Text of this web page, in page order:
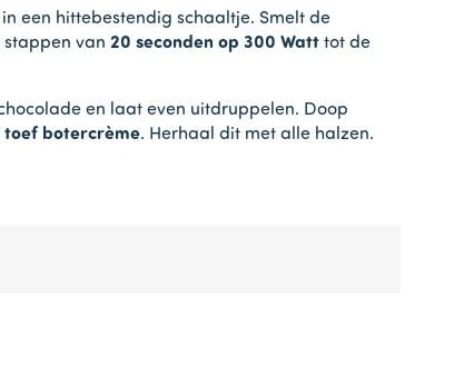
een hittebestendig schaaltje. Smelt de
van 20 seconden op 300 Watt tot de
en laat even uitdruppelen. Doop
toef botercrème. Herhaal dit met alle halzen.